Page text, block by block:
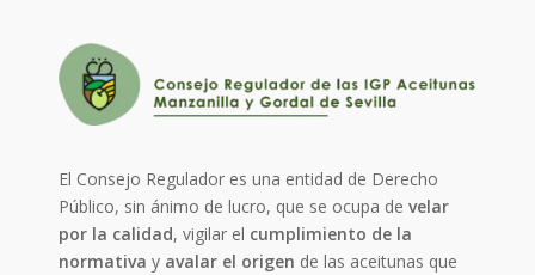
El Consejo Regulador es una entidad de Derecho
Público, sin ánimo de lucro, que se ocupa develar
por la calidad, vigilar el cumplimiento de la
normativa y avalar el origen de las aceitunas que